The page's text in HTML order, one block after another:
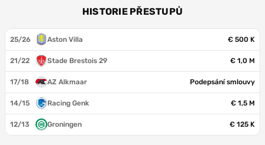
HISTORIE PŘESTUPŮ
25/26 Aston Villa € 500 K
21/22 Stade Brestois 29 € 1,0 M
17/18 AZ Alkmaar Podepsání smlouvy
14/15 Racing Genk € 1,5 M
12/13 Groningen € 125 K